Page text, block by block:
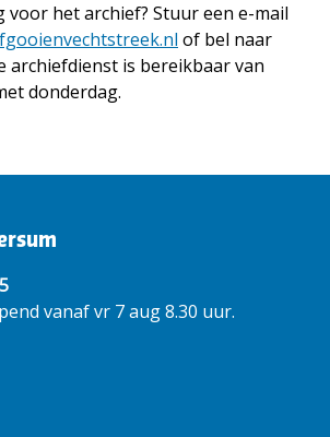
voor het archief? Stuur een e-mail
of bel naar
archiefdienst is bereikbaar van
donderdag.
vanaf vr 7 aug 8.30 uur.